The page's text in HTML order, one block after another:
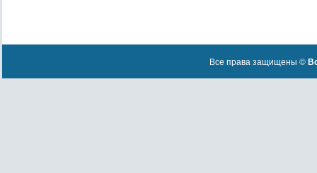
Все права защищены ©